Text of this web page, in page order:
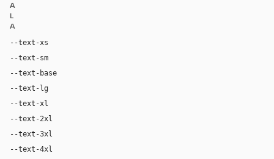
A
L
A
--text-xs
--text-sm
--text-base
--text-lg
--text-xl
--text-2xl
--text-3xl
--text-4xl